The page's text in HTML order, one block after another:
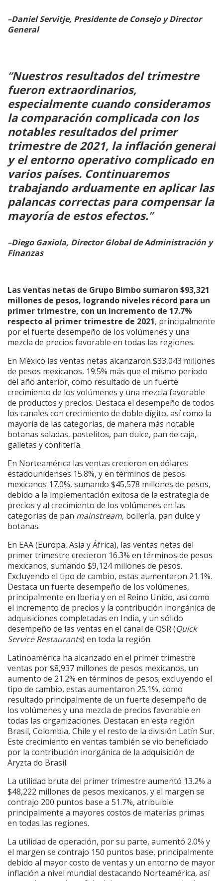
–Daniel Servitje, Presidente de Consejo y Director
General
“Nuestros resultados del trimestre
fueron extraordinarios,
especialmente cuando consideramos
la comparación complicada con los
notables resultados del primer
trimestre de 2021, la inflación general
y el entorno operativo complicado en
varios países. Continuaremos
trabajando arduamente en aplicar las
palancas correctas para compensar la
mayoría de estos efectos.”
–Diego Gaxiola, Director Global de Administración y
Finanzas
Las ventas netas de Grupo Bimbo sumaron $93,321
millones de pesos, logrando niveles récord para un
primer trimestre, con un incremento de 17.7%
respecto al primer trimestre de 2021, principalmente
por el fuerte desempeño de los volúmenes y una
mezcla de precios favorable en todas las regiones.
En México las ventas netas alcanzaron $33,043 millones
de pesos mexicanos, 19.5% más que el mismo periodo
del año anterior, como resultado de un fuerte
crecimiento de los volúmenes y una mezcla favorable
de productos y precios. Destaca el desempeño de todos
los canales con crecimiento de doble dígito, así como la
mayoría de las categorías, de manera más notable
botanas saladas, pastelitos, pan dulce, pan de caja,
galletas y confitería.
En Norteamérica las ventas crecieron en dólares
estadounidenses 15.8%, y en términos de pesos
mexicanos 17.0%, sumando $45,578 millones de pesos,
debido a la implementación exitosa de la estrategia de
precios y al crecimiento de los volúmenes en las
categorías de pan mainstream, bollería, pan dulce y
botanas.
En EAA (Europa, Asia y África), las ventas netas del
primer trimestre crecieron 16.3% en términos de pesos
mexicanos, sumando $9,124 millones de pesos.
Excluyendo el tipo de cambio, estas aumentaron 21.1%.
Destaca un fuerte desempeño de los volúmenes,
principalmente en Iberia y en el Reino Unido, así como
el incremento de precios y la contribución inorgánica de
adquisiciones completadas en India, y un sólido
desempeño de las ventas en el canal de QSR (Quick
Service Restaurants) en toda la región.
Latinoamérica ha alcanzado en el primer trimestre
ventas por $8,937 millones de pesos mexicanos, un
aumento de 21.2% en términos de pesos; excluyendo el
tipo de cambio, estas aumentaron 25.1%, como
resultado principalmente de un fuerte desempeño de
los volúmenes y una mezcla de precios favorable en
todas las organizaciones. Destacan en esta región
Brasil, Colombia, Chile y el resto de la división Latín Sur.
Este crecimiento en ventas también se vio beneficiado
por la contribución inorgánica de la adquisición de
Aryzta do Brasil.
La utilidad bruta del primer trimestre aumentó 13.2% a
$48,222 millones de pesos mexicanos, y el margen se
contrajo 200 puntos base a 51.7%, atribuible
principalmente a mayores costos de materias primas
en todas las regiones.
La utilidad de operación, por su parte, aumentó 2.0% y
el margen se contrajo 150 puntos base, principalmente
debido al mayor costo de ventas y un entorno de mayor
inflación a nivel mundial destacando Norteamérica, así